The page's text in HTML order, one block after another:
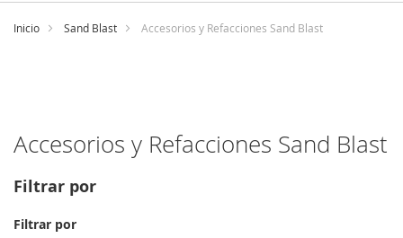
al
Inicio Sand Blast Accesorios y Refacciones Sand Blast
Accesorios y Refacciones Sand Blast
Filtrar por
Filtrar por